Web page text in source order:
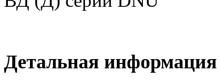
Детальная информация